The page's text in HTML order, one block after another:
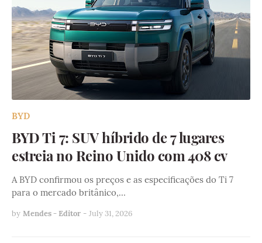
BYD
BYD Ti 7: SUV híbrido de 7 lugares
estreia no Reino Unido com 408 cv
A BYD confirmou os preços e as especificações do Ti 7
para o mercado britânico,…
by Mendes - Editor - July 31, 2026